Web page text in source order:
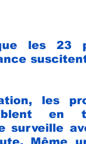
les 23
les
en
surveille